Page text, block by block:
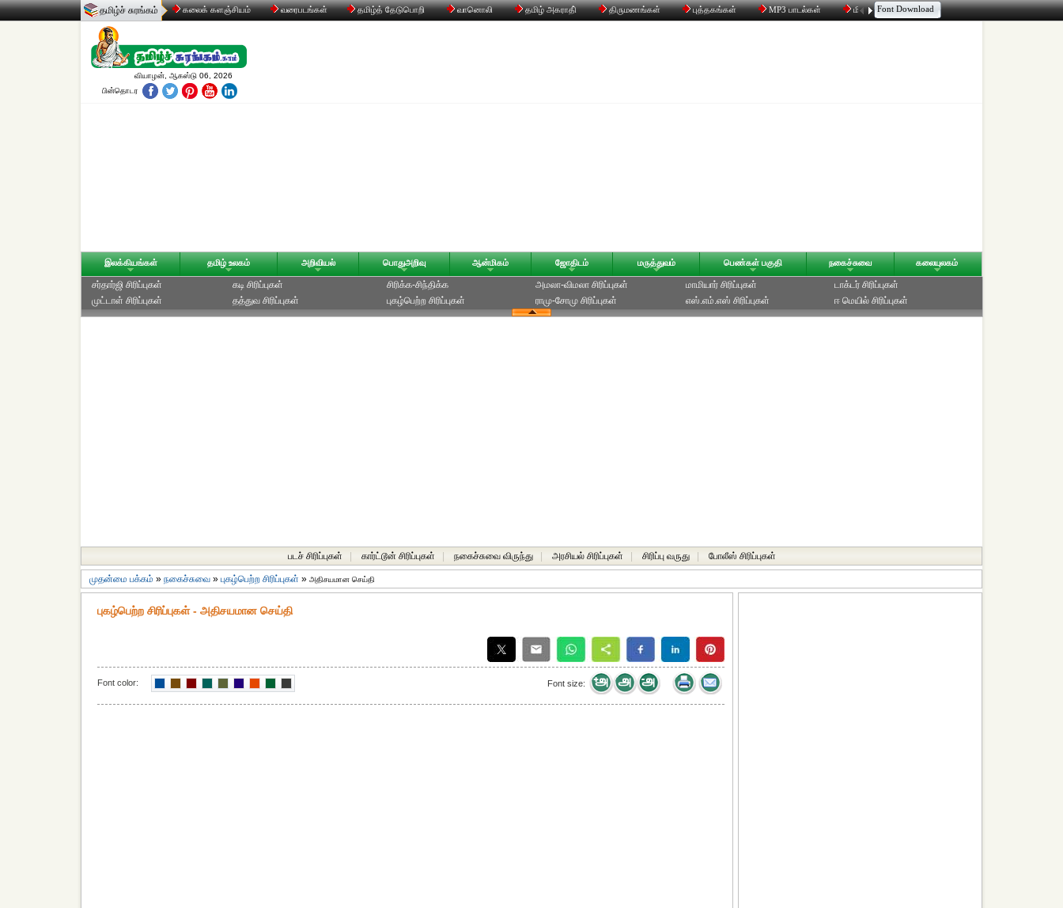
தமிழ்ச் சுரங்கம் கலைக் களஞ்சியம் வரைபடங்கள் தமிழ்த் தேடுபொறி வானொலி தமிழ் அகராதி் திருமணங்கள் புத்தகங்கள் MP3 பாடல்கள் மின்னஞ்சல் திரட்டி உரையாடல்
Font Download
வியாழன், ஆகஸ்டு 06, 2026
பின்தொடர
இலக்கியங்கள் தமிழ் உலகம் அறிவியல் பொதுஅறிவு ஆன்மிகம் ஜோதிடம் மருத்துவம் பெண்கள் பகுதி நகைச்சுவை கலையுலகம்
சர்தார்ஜி சிரிப்புகள்
முட்டாள் சிரிப்புகள்
கடி சிரிப்புகள்
தத்துவ சிரிப்புகள்
சிரிக்க-சிந்திக்க
புகழ்பெற்ற சிரிப்புகள்
அமலா-விமலா சிரிப்புகள்
ராமு-சோமு சிரிப்புகள்
மாமியார் சிரிப்புகள்
எஸ்.எம்.எஸ் சிரிப்புகள்
டாக்டர் சிரிப்புகள்
ஈ மெயில் சிரிப்புகள்
படச் சிரிப்புகள் கார்ட்டூன் சிரிப்புகள் நகைச்சுவை விருந்து அரசியல் சிரிப்புகள் சிரிப்பு வருது போலீஸ் சிரிப்புகள்
முதன்மை பக்கம் » நகைச்சுவை » புகழ்பெற்ற சிரிப்புகள் » அதிசயமான செய்தி
புகழ்பெற்ற சிரிப்புகள் - அதிசயமான செய்தி
Font color: Font size: